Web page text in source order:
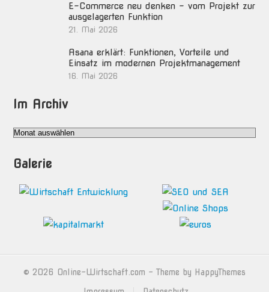
E-Commerce neu denken – vom Projekt zur
ausgelagerten Funktion
21. Mai 2026
Asana erklärt: Funktionen, Vorteile und
Einsatz im modernen Projektmanagement
16. Mai 2026
Im Archiv
Im
Galerie
© 2026 Online-Wirtschaft.com - Theme by HappyThemes